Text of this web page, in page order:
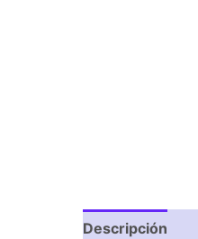
Descripción